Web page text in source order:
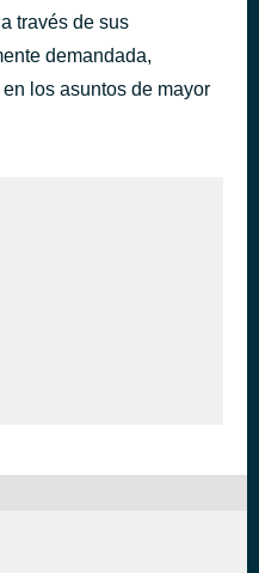
Kris Kross Amsterdam, MAAN & Tabitha feat. Bizzey
hace 40 minutos
través de sus
demandada,
los asuntos de mayor